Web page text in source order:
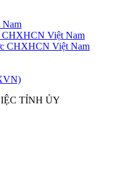
Nam
Việt Nam
CHXHCN Việt Nam
TỈNH ỦY